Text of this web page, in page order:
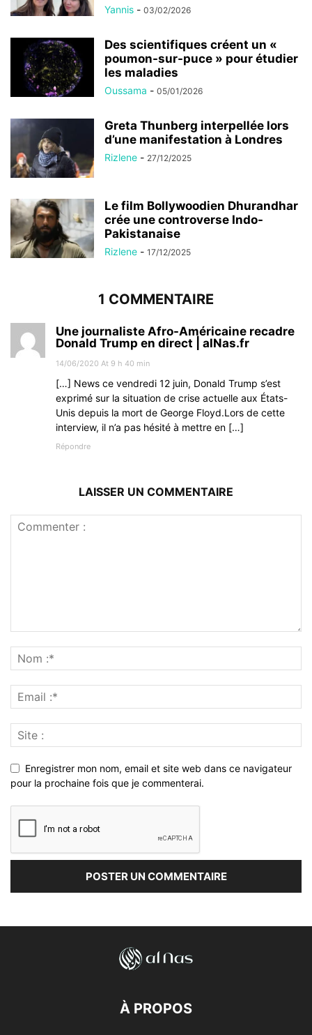
Yannis - 03/02/2026
Des scientifiques créent un «
poumon-sur-puce » pour étudier
les maladies
Oussama - 05/01/2026
Greta Thunberg interpellée lors
d’une manifestation à Londres
Rizlene - 27/12/2025
Le film Bollywoodien Dhurandhar
crée une controverse Indo-
Pakistanaise
Rizlene - 17/12/2025
1 COMMENTAIRE
Une journaliste Afro-Américaine recadre
Donald Trump en direct | alNas.fr
14/06/2020 At 9 h 40 min
[…] News ce vendredi 12 juin, Donald Trump s’est
exprimé sur la situation de crise actuelle aux États-
Unis depuis la mort de George Floyd.Lors de cette
interview, il n’a pas hésité à mettre en […]
Répondre
LAISSER UN COMMENTAIRE
Enregistrer mon nom, email et site web dans ce navigateur
pour la prochaine fois que je commenterai.
À PROPOS